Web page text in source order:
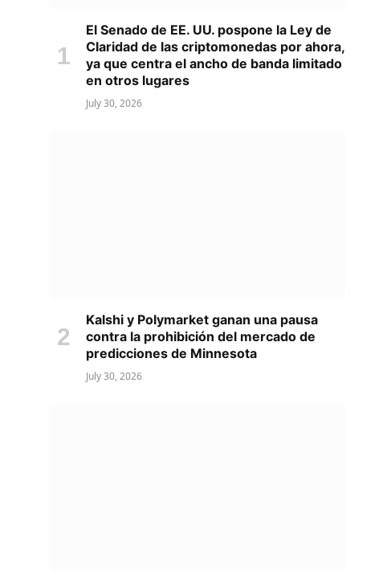
El Senado de EE. UU. pospone la Ley de
Claridad de las criptomonedas por ahora,
ya que centra el ancho de banda limitado
en otros lugares
July 30, 2026
Kalshi y Polymarket ganan una pausa
contra la prohibición del mercado de
predicciones de Minnesota
July 30, 2026